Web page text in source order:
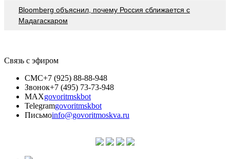
Bloomberg объяснил, почему Россия сближается с
Мадагаскаром
Связь с эфиром
СМС+7 (925) 88-88-948
Звонок+7 (495) 73-73-948
MAXgovoritmskbot
Telegramgovoritmskbot
Письмоinfo@govoritmoskva.ru